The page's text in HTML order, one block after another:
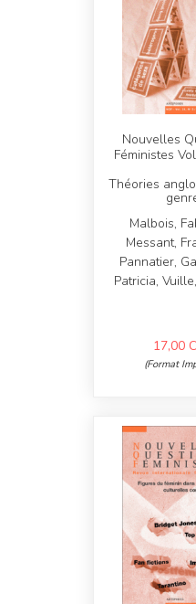
Nouvelles
Féministes
Théories
Malbois,
Messant,
Pannatier,
Patricia,
17,00
(Format